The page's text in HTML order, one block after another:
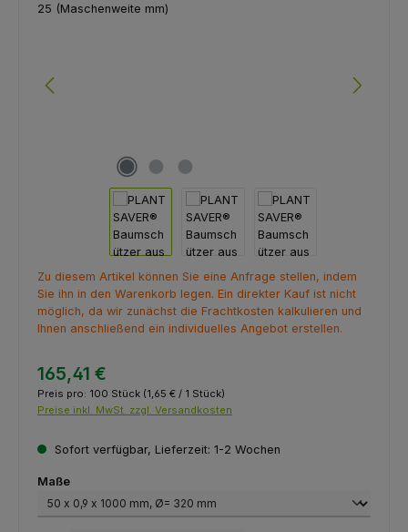
Zu diesem Artikel können Sie eine Anfrage stellen, indem
Sie ihn in den Warenkorb legen. Ein direkter Kauf ist nicht
möglich, da wir zunächst die Frachtkosten kalkulieren und
Ihnen anschließend ein individuelles Angebot erstellen.
165,41 €
Preis pro: 100 Stück (1,65 € / 1 Stück)
Preise inkl. MwSt. zzgl. Versandkosten
Sofort verfügbar, Lieferzeit: 1-2 Wochen
Maßeauswählen